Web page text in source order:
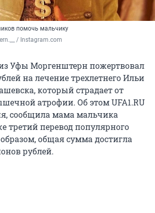
помочь мальчику
/ Instagram.com
Уфы Моргенштерн пожертвовал
на лечение трехлетнего Ильи
который страдает от
атрофии. Об этом UFA1.RU
сообщила мама мальчика
третий перевод популярного
общая сумма достигла
рублей.